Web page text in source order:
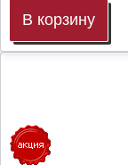
В корзину